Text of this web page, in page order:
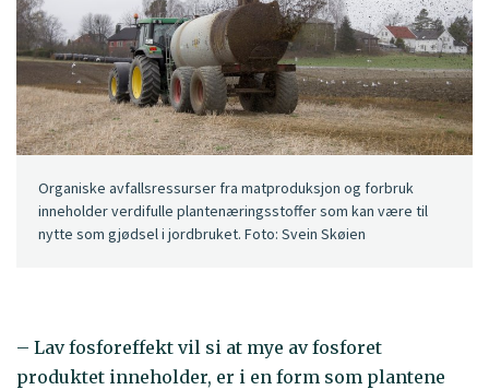
Organiske avfallsressurser fra matproduksjon og forbruk
inneholder verdifulle plantenæringsstoffer som kan være til
nytte som gjødsel i jordbruket. Foto: Svein Skøien
– Lav fosforeffekt vil si at mye av fosforet
produktet inneholder, er i en form som plantene